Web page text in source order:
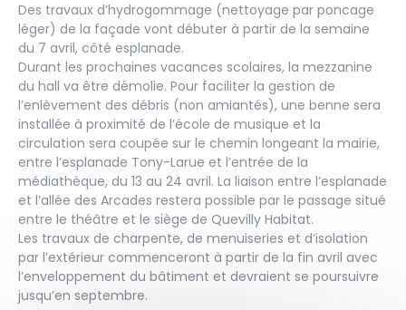
Des travaux d’hydrogommage (nettoyage par poncage
léger) de la façade vont débuter à partir de la semaine
du 7 avril, côté esplanade.
Durant les prochaines vacances scolaires, la mezzanine
du hall va être démolie. Pour faciliter la gestion de
l’enlèvement des débris (non amiantés), une benne sera
installée à proximité de l’école de musique et la
circulation sera coupée sur le chemin longeant la mairie,
entre l’esplanade Tony-Larue et l’entrée de la
médiathèque, du 13 au 24 avril. La liaison entre l’esplanade
et l’allée des Arcades restera possible par le passage situé
entre le théâtre et le siège de Quevilly Habitat.
Les travaux de charpente, de menuiseries et d’isolation
par l’extérieur commenceront à partir de la fin avril avec
l’enveloppement du bâtiment et devraient se poursuivre
jusqu’en septembre.